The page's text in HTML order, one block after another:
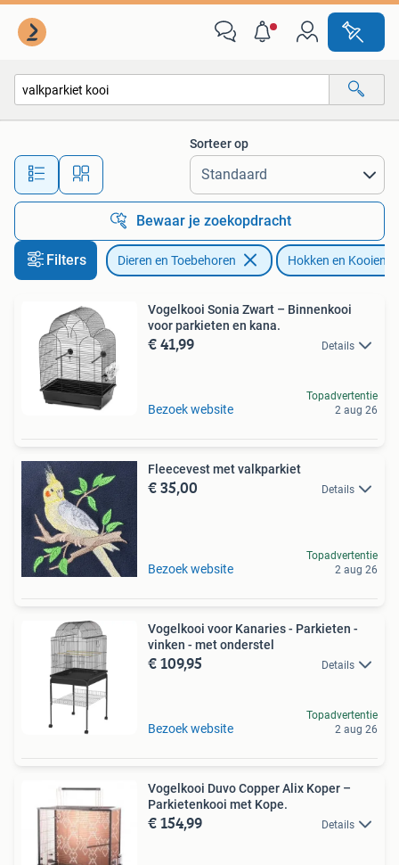
Alle afstanden…
Sorteer op
Bewaar je zoekopdracht
Filters Dieren en Toebehoren Hokken en Kooien
Vogelkooi Sonia Zwart – Binnenkooi
voor parkieten en kana.
€ 41,99 Details
Bezoek website
Topadvertentie
2 aug 26
Fleecevest met valkparkiet
€ 35,00 Details
Bezoek website
Topadvertentie
2 aug 26
Vogelkooi voor Kanaries - Parkieten -
vinken - met onderstel
€ 109,95 Details
Bezoek website
Topadvertentie
2 aug 26
Vogelkooi Duvo Copper Alix Koper –
Parkietenkooi met Kope.
€ 154,99 Details